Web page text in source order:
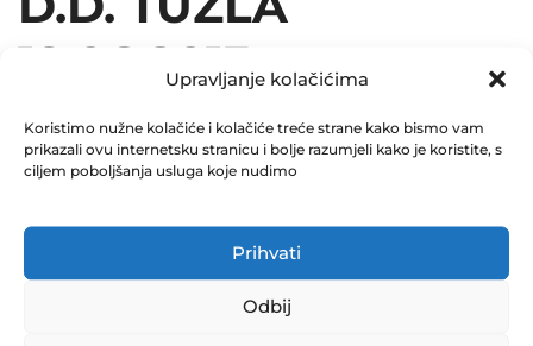
Upravljanje kolačićima
Koristimo nužne kolačiće i kolačiće treće strane kako bismo vam
prikazali ovu internetsku stranicu i bolje razumjeli kako je koristite, s
ciljem poboljšanja usluga koje nudimo
Prihvati
Odbij
19.06.2013
0 Comments